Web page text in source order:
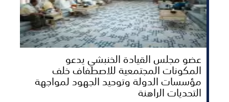
عضو مجلس القيادة الخنبشي يدعو
المكونات المجتمعية للاصطفاف خلف
مؤسسات الدولة وتوحيد الجهود لمواجهة
التحديات الراهنة